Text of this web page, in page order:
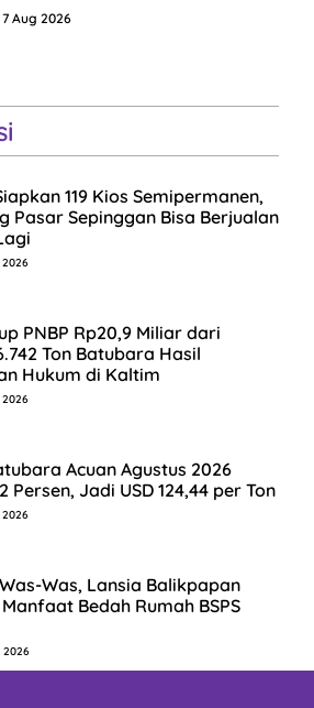
7 Aug 2026
119 Kios Semipermanen,
Pasar Sepinggan Bisa Berjualan
2026
PNBP Rp20,9 Miliar dari
Ton Batubara Hasil
Hukum di Kaltim
2026
Acuan Agustus 2026
Persen, Jadi USD 124,44 per Ton
2026
Was, Lansia Balikpapan
Bedah Rumah BSPS
2026